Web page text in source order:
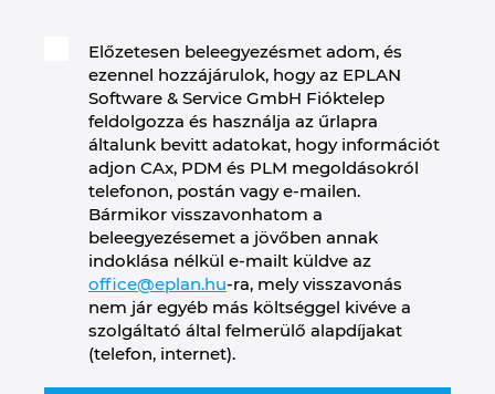
Előzetesen beleegyezésmet adom, és
ezennel hozzájárulok, hogy az EPLAN
Software & Service GmbH Fióktelep
feldolgozza és használja az űrlapra
általunk bevitt adatokat, hogy információt
adjon CAx, PDM és PLM megoldásokról
telefonon, postán vagy e-mailen.
Bármikor visszavonhatom a
beleegyezésemet a jövőben annak
indoklása nélkül e-mailt küldve az
office@eplan.hu-ra, mely visszavonás
nem jár egyéb más költséggel kivéve a
szolgáltató által felmerülő alapdíjakat
(telefon, internet).